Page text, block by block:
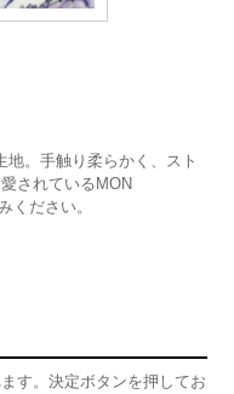
地。手触り柔らかく、スト
されているMON
ください。
す。決定ボタンを押してお